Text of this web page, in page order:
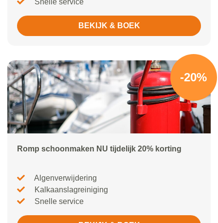
Snelle service
BEKIJK & BOEK
-20%
Romp schoonmaken NU tijdelijk 20% korting
Algenverwijdering
Kalkaanslagreiniging
Snelle service